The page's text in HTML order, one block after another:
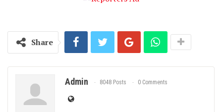
Share
Admin 8048 Posts 0 Comments